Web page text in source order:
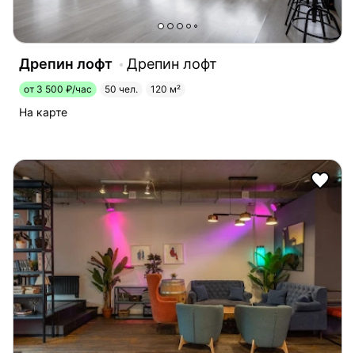
Дрепин лофт Дрепин лофт
от 3 500 ₽/час 50 чел. 120 м²
На карте